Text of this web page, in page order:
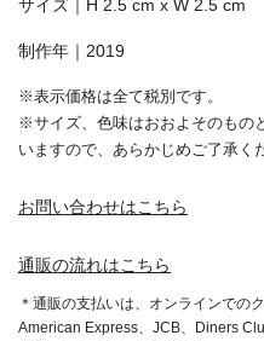
サイズ｜H 2.5 cm x W 2.5 cm
制作年｜2019
※表示価格は全て税別です。
※サイズ、色味はおおよそのもの
いますので、あらかじめご了承く
お問い合わせはこちら
通販の流れはこちら
＊通販の支払いは、オンラインでの
American Express、JCB、Diners